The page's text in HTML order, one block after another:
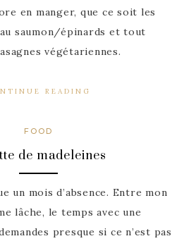
en manger, que ce soit les
au saumon/épinards et tout
végétariennes.
READING
FOOD
de madeleines
un mois d’absence. Entre mon
lâche, le temps avec une
presque si ce n’est pas